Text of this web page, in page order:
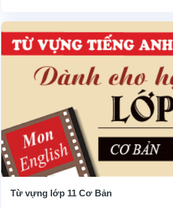
Từ vựng lớp 11 Cơ Bản